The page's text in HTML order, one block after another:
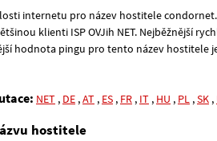
internetu pro název hostitele
klienti ISP OVJih NET. Nejběžnější
hodnota pingu pro tento název hostitele
NET , DE ,AT , ES , FR , IT , HU , PL ,SK ,
hostitele